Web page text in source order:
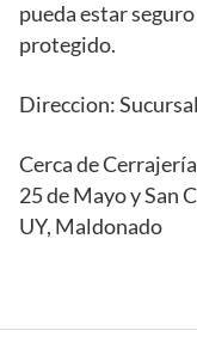
pueda estar
protegido.
Direccion: Sucursal
Cerca de
25 de Mayo y San
UY, Maldonado